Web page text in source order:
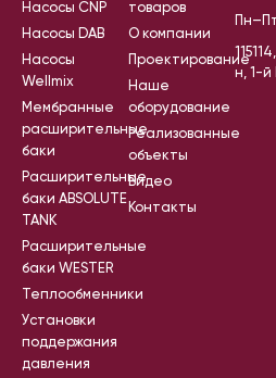
Насосы CNP
Насосы DAB
Насосы
Wellmix
Мембранные
расширительные
баки
Расширительные
баки ABSOLUTE
TANK
Расширительные
баки WESTER
Теплообменники
Установки
поддержания
давления
товаров
О компании
Проектирование
Наше
оборудование
Реализованные
объекты
Видео
Контакты
н, 1-й